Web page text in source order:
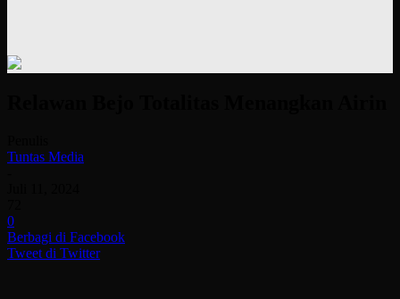
Tuntas Media
0
Berbagi di Facebook
Tweet di Twitter